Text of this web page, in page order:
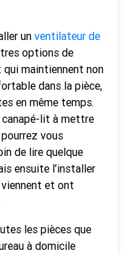
un ventilateur de
options de
maintiennent non
dans la pièce,
en même temps.
canapé-lit à mettre
vous
de lire quelque
ensuite l’installer
et ont
les pièces que
à domicile